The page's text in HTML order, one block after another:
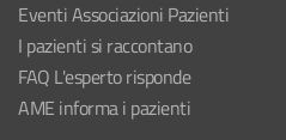
Eventi Associazioni Pazienti
I pazienti si raccontano
FAQ L'esperto risponde
AME informa i pazienti